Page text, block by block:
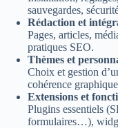
sauvegardes,
Rédaction et
Pages, articles,
pratiques SEO.
Thèmes et
Choix et gestion
cohérence
Extensions et
Plugins essentiels
formulaires…),